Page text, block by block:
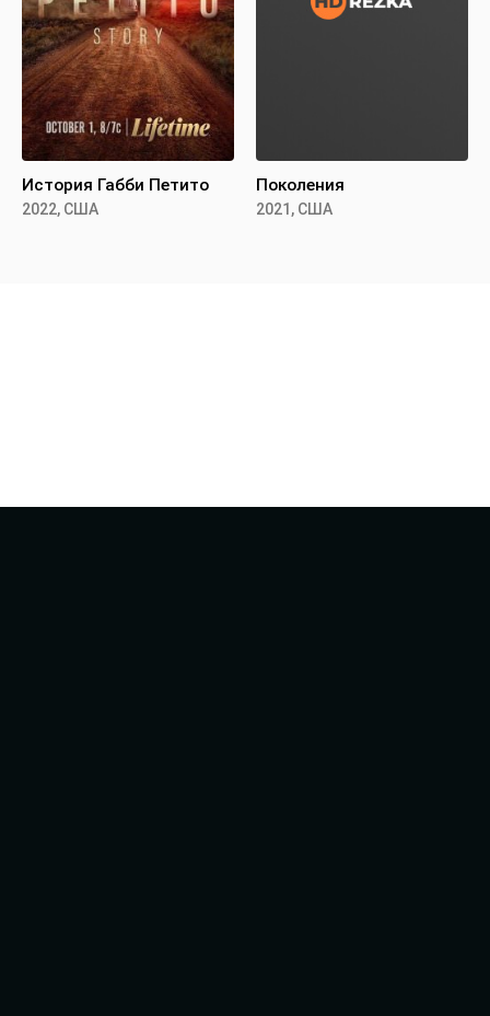
История Габби Петито
2022, США
Поколения
2021, США